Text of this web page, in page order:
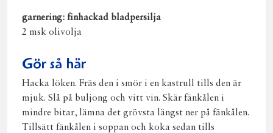
garnering: finhackad bladpersilja
2 msk olivolja
Gör så här
Hacka löken. Fräs den i smör i en kastrull tills den är
mjuk. Slå på buljong och vitt vin. Skär fänkålen i
mindre bitar, lämna det grövsta längst ner på fänkålen.
Tillsätt fänkålen i soppan och koka sedan tills